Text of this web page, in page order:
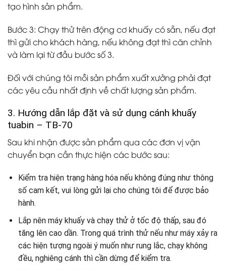
tạo hình sản phẩm.
Bước 3: Chạy thử trên động cơ khuấy có sẵn, nếu đạt
thì gửi cho khách hàng, nếu không đạt thì căn chỉnh
và làm lại từ đầu bước số 3.
Đối với chúng tôi mỗi sản phẩm xuất xưởng phải đạt
các yêu cầu nhất định về chất lượng sản phẩm.
3. Hướng dẫn lắp đặt và sử dụng cánh khuấy
tuabin – TB-70
Sau khi nhận được sản phẩm qua các đơn vị vận
chuyển bạn cần thực hiện các bước sau:
Kiểm tra hiện trạng hàng hóa nếu không đúng như thông
số cam kết, vui lòng gửi lại cho chúng tôi để được bảo
hành.
Lắp nên máy khuấy và chạy thử ở tốc độ thấp, sau đó
tăng lên cao dần. Trong quá trình thử nếu như máy xảy ra
các hiện tượng ngoài ý muốn như rung lắc, chạy không
đều, nghiêng cánh thì cần dừng để kiểm tra.